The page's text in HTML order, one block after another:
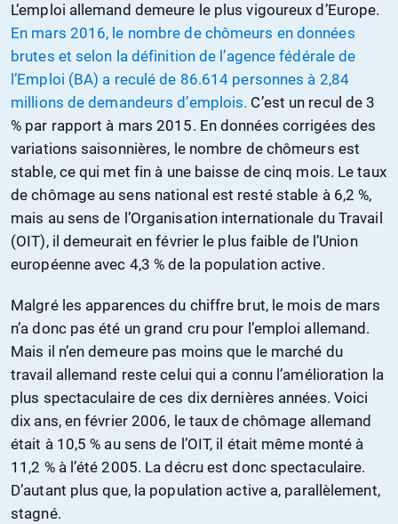
L’emploi allemand demeure le plus vigoureux d’Europe.
En mars 2016, le nombre de chômeurs en données
brutes et selon la définition de l’agence fédérale de
l’Emploi (BA) a reculé de 86.614 personnes à 2,84
millions de demandeurs d’emplois. C’est un recul de 3
% par rapport à mars 2015. En données corrigées des
variations saisonnières, le nombre de chômeurs est
stable, ce qui met fin à une baisse de cinq mois. Le taux
de chômage au sens national est resté stable à 6,2 %,
mais au sens de l’Organisation internationale du Travail
(OIT), il demeurait en février le plus faible de l’Union
européenne avec 4,3 % de la population active.
Malgré les apparences du chiffre brut, le mois de mars
n’a donc pas été un grand cru pour l’emploi allemand.
Mais il n’en demeure pas moins que le marché du
travail allemand reste celui qui a connu l’amélioration la
plus spectaculaire de ces dix dernières années. Voici
dix ans, en février 2006, le taux de chômage allemand
était à 10,5 % au sens de l’OIT, il était même monté à
11,2 % à l’été 2005. La décru est donc spectaculaire.
D’autant plus que, la population active a, parallèlement,
stagné.